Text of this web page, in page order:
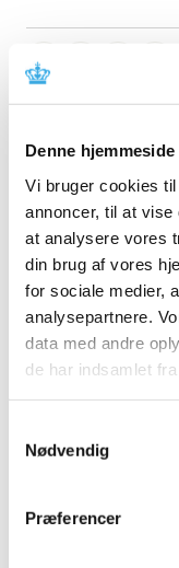
Denne
Vi bruger cookies
annoncer, til at
at analysere vores
din brug af vores
for sociale medier,
analysepartnere.
data med andre
de har indsamlet
Nødvendig
Præferencer
tilskudsstatus for
forskellige
Svar på
forslag til
KOL
møde den 20. juni
Status for